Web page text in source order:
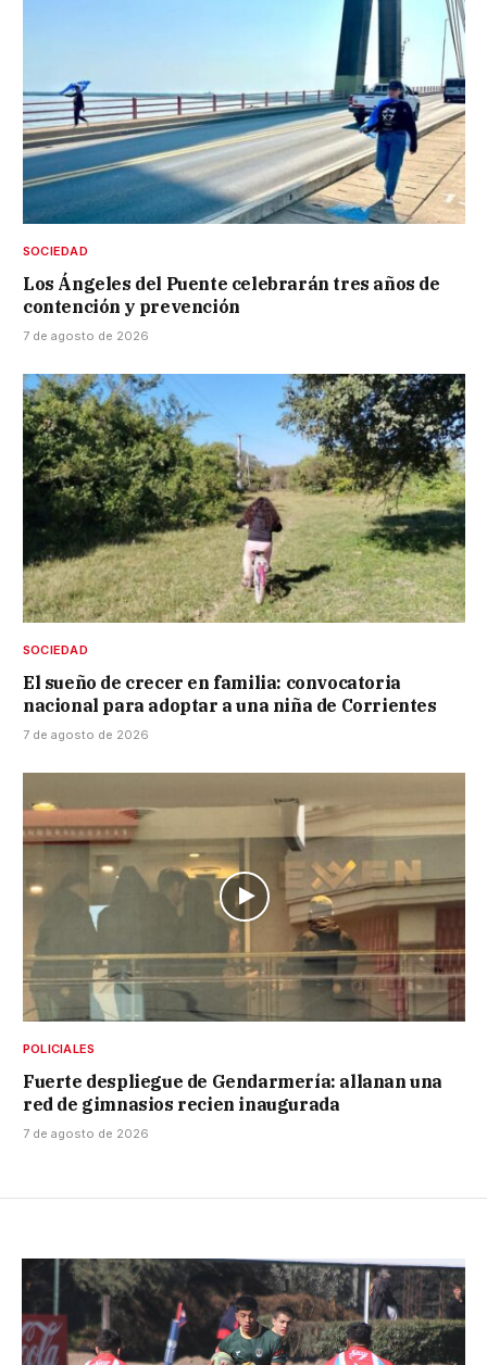
SOCIEDAD
Los Ángeles del Puente celebrarán tres años de
contención y prevención
7 de agosto de 2026
SOCIEDAD
El sueño de crecer en familia: convocatoria
nacional para adoptar a una niña de Corrientes
7 de agosto de 2026
POLICIALES
Fuerte despliegue de Gendarmería: allanan una
red de gimnasios recien inaugurada
7 de agosto de 2026